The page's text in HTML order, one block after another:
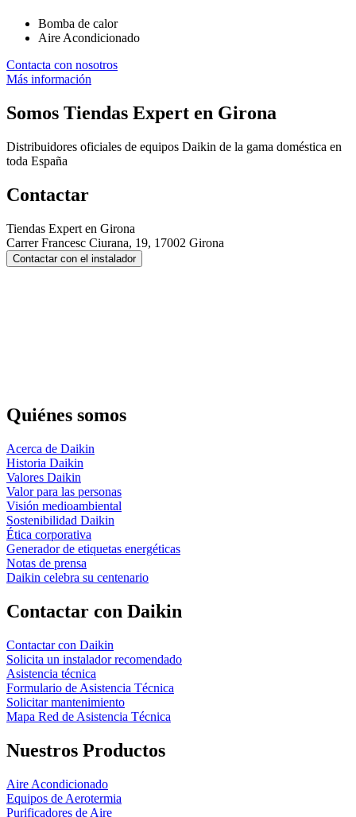
Bomba de calor
Aire Acondicionado
Contacta con nosotros
Más información
Somos Tiendas Expert en Girona
Distribuidores oficiales de equipos Daikin de la gama doméstica en
toda España
Contactar
Tiendas Expert en Girona
Carrer Francesc Ciurana, 19, 17002 Girona
Contactar con el instalador
Quiénes somos
Acerca de Daikin
Historia Daikin
Valores Daikin
Valor para las personas
Visión medioambiental
Sostenibilidad Daikin
Ética corporativa
Generador de etiquetas energéticas
Notas de prensa
Daikin celebra su centenario
Contactar con Daikin
Contactar con Daikin
Solicita un instalador recomendado
Asistencia técnica
Formulario de Asistencia Técnica
Solicitar mantenimiento
Mapa Red de Asistencia Técnica
Nuestros Productos
Aire Acondicionado
Equipos de Aerotermia
Purificadores de Aire